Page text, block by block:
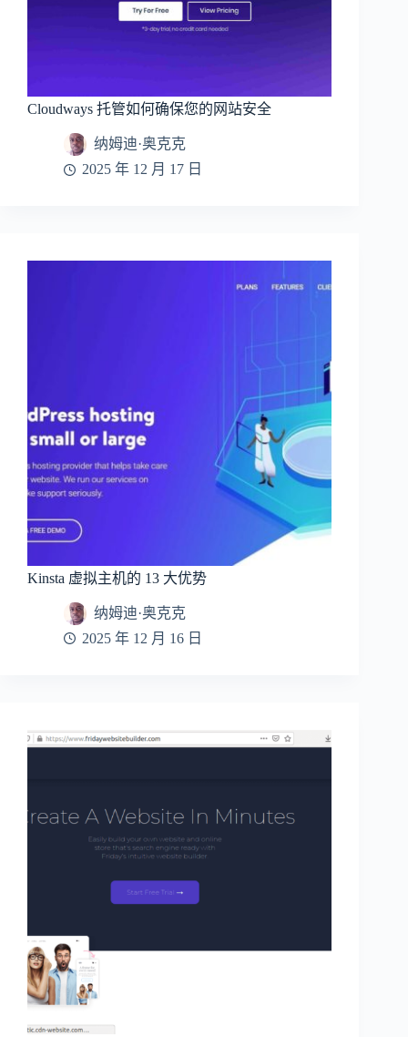
Cloudways 托管如何确保您的网站安全
纳姆迪·奥克克
2025 年 12 月 17 日
Kinsta 虚拟主机的 13 大优势
纳姆迪·奥克克
2025 年 12 月 16 日